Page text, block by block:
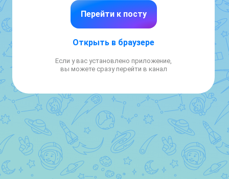
ЛИКВИДИРОВАН
Перейти к посту
Открыть в браузере
Если у вас установлено приложение,
вы можете сразу перейти в канал